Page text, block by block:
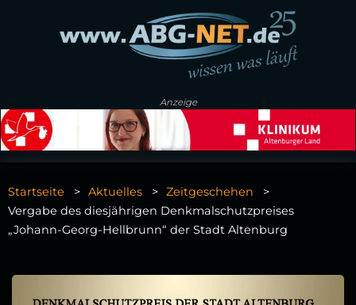
Anzeige
Startseite Aktuelles
Zeitgeschehen
Vergabe des diesjährigen Denkmalschutzpreises
„Johann-Georg-Hellbrunn“ der Stadt Altenburg